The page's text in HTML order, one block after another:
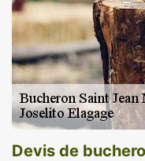
Devis de